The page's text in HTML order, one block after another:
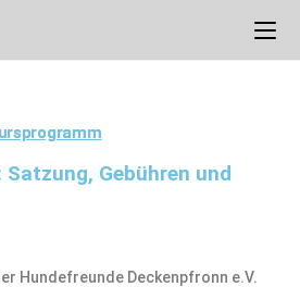
Gebühren und
Hundefreunde Deckenpfronn e.V.